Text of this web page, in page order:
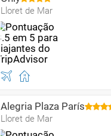
Lloret de Mar
Alegria Plaza París
Lloret de Mar